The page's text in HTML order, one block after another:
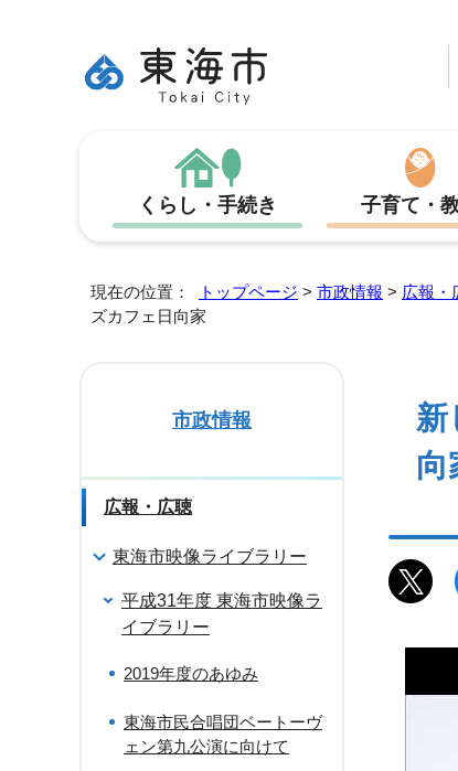
くらし・手続き 子育て・
現在の位置： トップページ > 市政情報 > 広報・
ズカフェ日向家
新
向
市政情報
広報・広聴
東海市映像ライブラリー
平成31年度 東海市映像ラ
イブラリー
2019年度のあゆみ
東海市民合唱団ベートーヴ
ェン第九公演に向けて